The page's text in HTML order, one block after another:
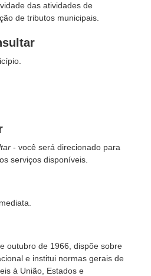
das atividades de
de tributos municipais.
- você será direcionado para
serviços disponíveis.
outubro de 1966, dispõe sobre
e institui normas gerais de
à União, Estados e